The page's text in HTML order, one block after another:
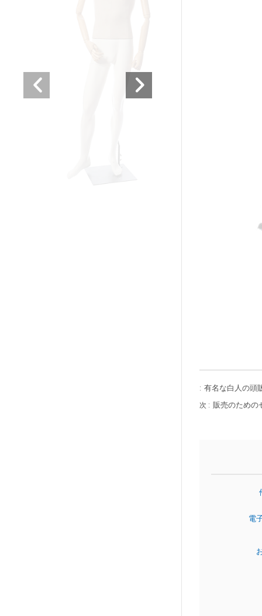
: 有名な白人の頭
次 : 販売のための
電